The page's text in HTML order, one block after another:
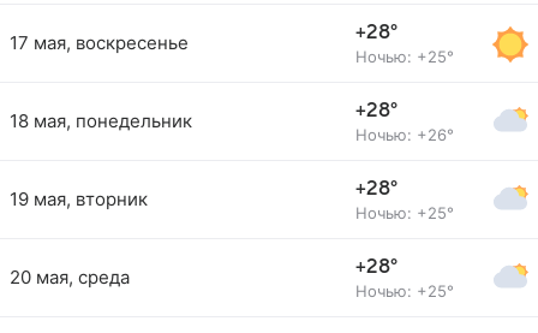
17 мая, воскресенье +28°
Ночью: +25°
18 мая, понедельник +28°
Ночью: +26°
19 мая, вторник +28°
Ночью: +25°
20 мая, среда +28°
Ночью: +25°